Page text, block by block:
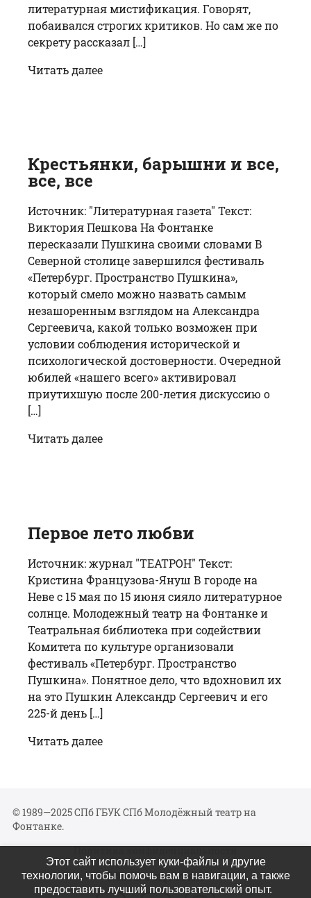
литературная мистификация. Говорят,
побаивался строгих критиков. Но сам же по
секрету рассказал […]
Читать далее
Крестьянки, барышни и все,
все, все
Источник: "Литературная газета" Текст:
Виктория Пешкова На Фонтанке
пересказали Пушкина своими словами В
Северной столице завершился фестиваль
«Петербург. Пространство Пушкина»,
который смело можно назвать самым
незашоренным взглядом на Александра
Сергеевича, какой только возможен при
условии соблюдения исторической и
психологической достоверности. Очередной
юбилей «нашего всего» активировал
приутихшую после 200-летия дискуссию о
[…]
Читать далее
Первое лето любви
Источник: журнал "ТЕАТРОН" Текст:
Кристина Французова-Януш В городе на
Неве с 15 мая по 15 июня сияло литературное
солнце. Молодежный театр на Фонтанке и
Театральная библиотека при содействии
Комитета по культуре организовали
фестиваль «Петербург. Пространство
Пушкина». Понятное дело, что вдохновил их
на это Пушкин Александр Сергеевич и его
225-й день […]
Читать далее
© 1989—2025 СПб ГБУК СПб Молодёжный театр на
Фонтанке.
Политика конфиденциальности
Мы в соцсетях
Этот сайт использует куки-файлы и другие
технологии, чтобы помочь вам в навигации, а также
предоставить лучший пользовательский опыт.